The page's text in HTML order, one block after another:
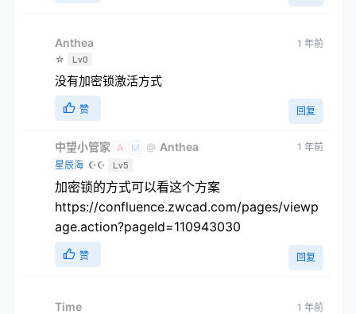
Anthea
☆ Lv0
1 年前
没有加密锁激活方式
赞 回复
中望小管家 A M @ Anthea
星辰海 ☪☪ Lv5
1 年前
加密锁的方式可以看这个方案
https://confluence.zwcad.com/pages/viewp
age.action?pageId=110943030
赞 回复
Time 1 年前